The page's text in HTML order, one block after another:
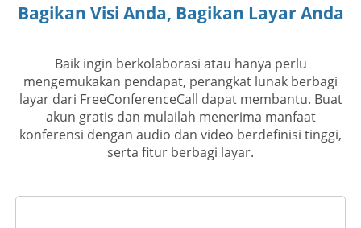
Bagikan Visi Anda, Bagikan Layar Anda
Baik ingin berkolaborasi atau hanya perlu
mengemukakan pendapat, perangkat lunak berbagi
layar dari FreeConferenceCall dapat membantu. Buat
akun gratis dan mulailah menerima manfaat
konferensi dengan audio dan video berdefinisi tinggi,
serta fitur berbagi layar.